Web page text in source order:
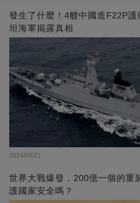
發生了什麼！4艘中國造F22P
坦海軍揭露真相
2024/05/21
世界大戰爆發，200億一個的重
護國家安全嗎？